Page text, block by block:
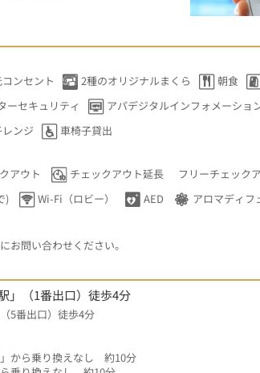
ンセント 2種のオリジナルまくら 朝食
ーセキュリティ アパデジタルインフォメーショ
ンジ 車椅子貸出
アウト チェックアウト延長 フリーチェック
)
Wi-Fi（ロビー） AED アロマディフ
お問い合わせください。
」（1番出口）徒歩4分
5番出口）徒歩4分
から乗り換えなし　約10分